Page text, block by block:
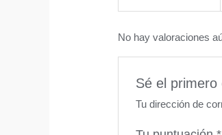
No hay valoraciones
Sé el primero
Tu dirección de